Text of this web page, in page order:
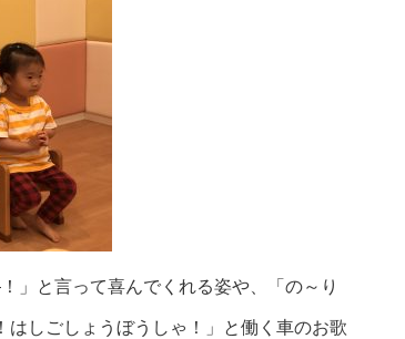
と言って喜んでくれる姿や、「の～り
はしごしょうぼうしゃ！」と働く車のお歌